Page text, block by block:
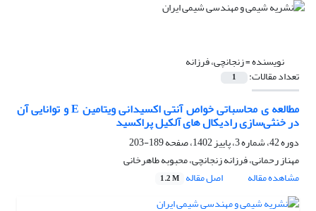
نویسنده =زنجانچی، فرزانه
تعداد مقالات: 1
مطالعه ی محاسباتی خواص آنتی اکسیدانی ویتامین E و توانایی آن
در خنثی‌سازی رادیکال های آلکیل پراکسید
دوره 42، شماره 3، پاییز 1402، صفحه
189-203
مهناز رحمانی، فرزانه زنجانچی، محبوبه طاهرخانی
مشاهده مقاله
اصل مقاله 1.2 M